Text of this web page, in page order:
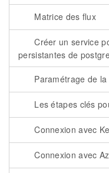
Matrice des flux
Créer un service
persistantes de
Paramétrage de
Les étapes clés
Connexion avec
Connexion avec